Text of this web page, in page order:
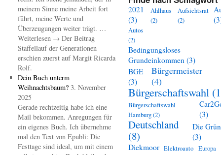
meinem Sinne meine Arbeit fort
führt, meine Werte und
Überzeugungen weiter trägt. …
Weiterlesen → Der Beitrag
Staffellauf der Generationen
erschien zuerst auf Margit Ricarda
Rolf.
Dein Buch unterm
Weihnachtsbaum? 3. November
2025
Gerade rechtzeitig habe ich eine
Mail bekommen. Anregungen für
ein eigenes Buch. Ich übernehme
mal den Text von Epubli: Die
Festtage sind ideal, um mit einem
2021
(3)
Ahlhaus
(2)
Aufsichtsrat
(2)
Autos
(2)
Bedingungsloses
Grundeinkommen (3)
BGE
(3)
Bürgermeister
(4)
Bürgerschaftswahl
Bürgerschaftswahl
Hamburg(2)
(3)
Deutschland
(8)
Die
(3)
Diekmoor Elektroauto Europa